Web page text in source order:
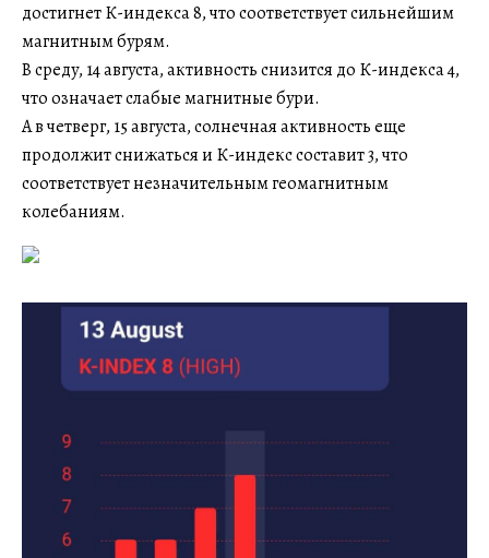
достигнет К-индекса 8, что соответствует сильнейшим
магнитным бурям.
В среду, 14 августа, активность снизится до К-индекса 4,
что означает слабые магнитные бури.
А в четверг, 15 августа, солнечная активность еще
продолжит снижаться и К-индекс составит 3, что
соответствует незначительным геомагнитным
колебаниям.